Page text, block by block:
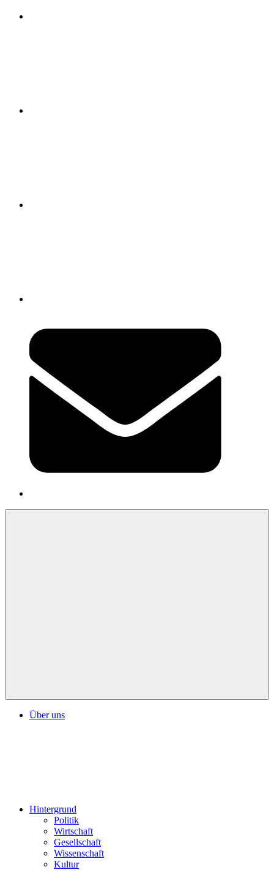
Über uns
Hintergrund
Politik
Wirtschaft
Gesellschaft
Wissenschaft
Kultur